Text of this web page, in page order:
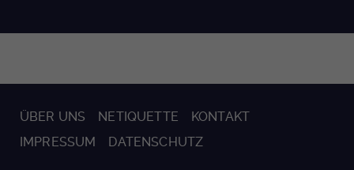
ÜBER UNS NETIQUETTE
KONTAKT
IMPRESSUM
DATENSCHUTZ